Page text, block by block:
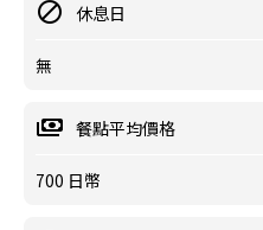
休息日
無
餐點平均價格
700 日幣